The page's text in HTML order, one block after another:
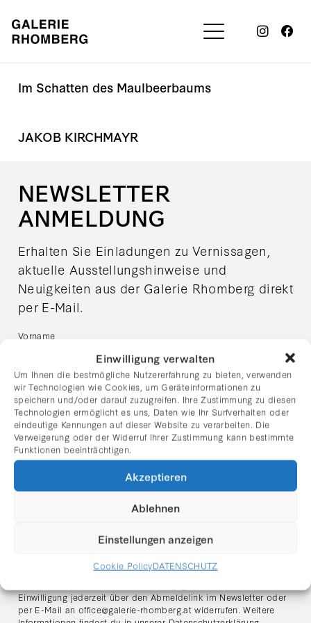
Einwilligung verwalten
Um Ihnen die bestmögliche Nutzererfahrung zu bieten, verwenden
wir Technologien wie Cookies, um Geräteinformationen zu
speichern und/oder darauf zuzugreifen. Ihre Zustimmung zu diesen
Technologien ermöglicht es uns, Daten wie Ihr Surfverhalten oder
eindeutige Kennungen auf dieser Website zu verarbeiten. Die
Verweigerung oder der Widerruf Ihrer Zustimmung kann bestimmte
Funktionen beeinträchtigen.
Akzeptieren
Ablehnen
Einstellungen anzeigen
Cookie PolicyDATENSCHUTZ
Im Schatten des Maulbeerbaums
JAKOB KIRCHMAYR
NEWSLETTER
ANMELDUNG
Erhalten Sie Einladungen zu Vernissagen,
aktuelle Ausstellungshinweise und
Neuigkeiten aus der Galerie Rhomberg direkt
per E-Mail.
Vorname
Nachname
E-Mail Adresse:
Ich habe die Datenschutzerklärung gelesen und stimme
Ich stimme zu, dass meine angegebenen Daten zum Zweck des
Newsletter-Versands verarbeitet werden. Der Versand erfolgt
werden ausschließlich für den Versand des Newsletters
Einwilligung jederzeit über den Abmeldelink im Newsletter oder
per E-Mail an office@galerie-rhomberg.atwiderrufen. Weitere